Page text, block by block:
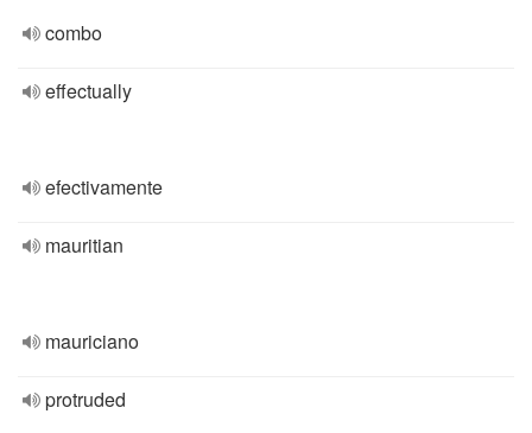
combo
effectually
efectivamente
mauritian
mauriciano
protruded